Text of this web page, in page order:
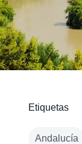
Etiquetas
Andalucía